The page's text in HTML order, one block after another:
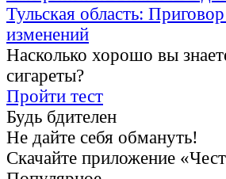
Тульская область:
изменений
Насколько хорошо вы
сигареты?
Пройти тест
Будь бдителен
Не дайте себя обмануть!
Скачайте приложение